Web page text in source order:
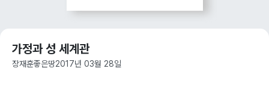
가정과 성 세계관
장재훈좋은땅2017년 03월 28일